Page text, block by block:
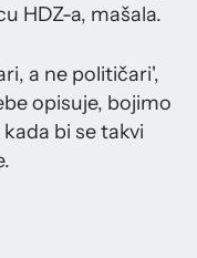
HDZ-a, mašala.
a ne političari',
opisuje, bojimo
bi se takvi